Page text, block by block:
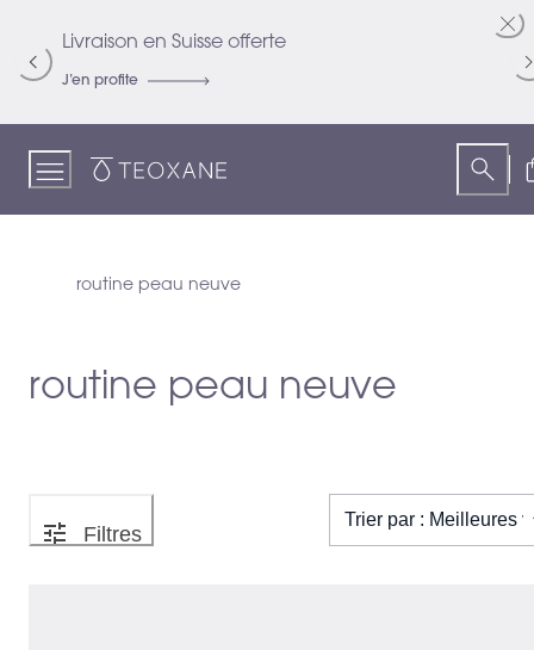
Content
Livraison en Suisse offerte
J’en profite
Teoxane
routine peau neuve
routine peau neuve
Filtres